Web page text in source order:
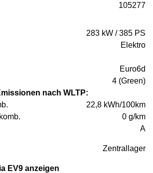
105277
283 kW / 385 PS
Elektro
Euro6d
4 (Green)
nach WLTP:
22,8 kWh/100km
0 g/km
A
Zentrallager
EV9 anzeigen